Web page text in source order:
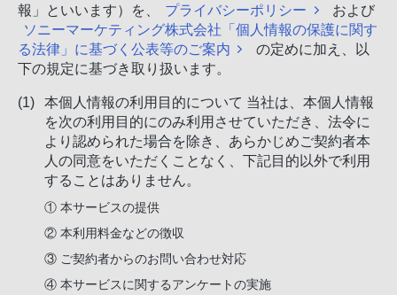
報」といいます）を、
プライバシーポリシー
および
ソニーマーケティング株式会社「個人情報の保護に関す
る法律」に基づく公表等のご案内
の定めに加え、以
下の規定に基づき取り扱います。
本個人情報の利用目的について 当社は、本個人情報
を次の利用目的にのみ利用させていただき、法令に
より認められた場合を除き、あらかじめご契約者本
人の同意をいただくことなく、下記目的以外で利用
することはありません。
① 本サービスの提供
② 本利用料金などの徴収
③ ご契約者からのお問い合わせ対応
④ 本サービスに関するアンケートの実施